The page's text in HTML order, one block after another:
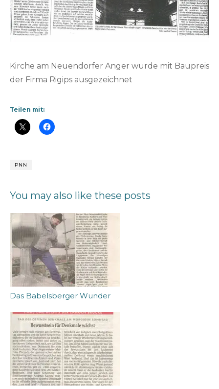
e
l
Kirche am Neuendorfer Anger wurde mit Baupreis
der Firma Rigips ausgezeichnet
Teilen mit:
PNN
You may also like these posts
Das Babelsberger Wunder